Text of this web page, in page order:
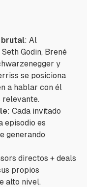
brutal: Al
Godin, Brené
y
se posiciona
a hablar con él
relevante.
: Cada invitado
episodio es
generando
directos + deals
propios
alto nivel.